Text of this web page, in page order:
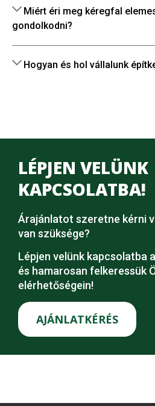
Miért éri meg kéregfal
gondolkodni?
Hogyan és hol vállalunk
LÉPJEN VELÜNK
KAPCSOLATBA!
Árajánlatot szeretne kérni
van szüksége?
Lépjen velünk kapcsolatba
és hamarosan felkeressük
elérhetőségein!
AJÁNLATKÉRÉS